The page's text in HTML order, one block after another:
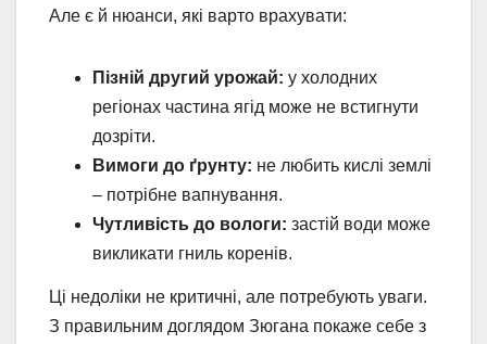
Але є й нюанси, які варто врахувати:
Пізній другий урожай: у холодних
регіонах частина ягід може не встигнути
дозріти.
Вимоги до ґрунту: не любить кислі землі
– потрібне вапнування.
Чутливість до вологи: застій води може
викликати гниль коренів.
Ці недоліки не критичні, але потребують уваги.
З правильним доглядом Зюгана покаже себе з